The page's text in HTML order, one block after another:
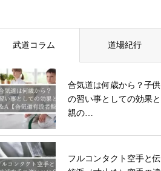
武道コラム 道場紀行
合気道は何歳から？子供
の習い事としての効果と
親の…
フルコンタクト空手と伝